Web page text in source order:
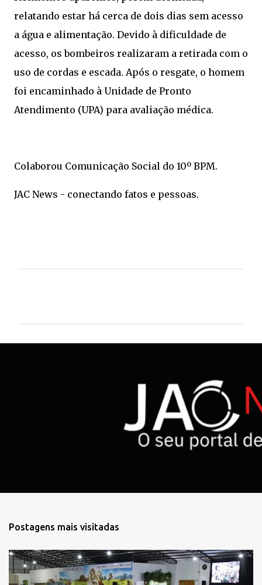
relatando estar há cerca de dois dias sem acesso
a água e alimentação. Devido à dificuldade de
acesso, os bombeiros realizaram a retirada com o
uso de cordas e escada. Após o resgate, o homem
foi encaminhado à Unidade de Pronto
Atendimento (UPA) para avaliação médica.
Colaborou Comunicação Social do 10º BPM.
JAC News - conectando fatos e pessoas.
Postagens mais visitadas